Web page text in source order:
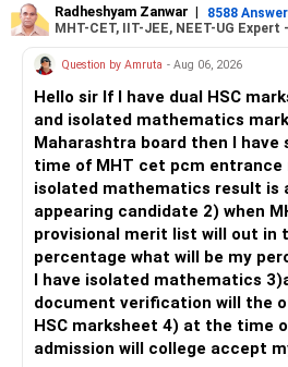
– Keep retirement as your first
» Child's Education
– Create a separate mutual fund
education.
– Avoid mixing it with retirement
– Review this goal every two to
» Emergency Fund
– Maintain at least 6 to 12
– Keep this money in safe and
investments.
– This prevents disturbing your
more suitable for this type of
– Returns cannot be guaranteed.
past does not ensure similar
– Momentum strategies can
when market trends reverse.
– This fund may witness sharper
diversified equity funds.
– Investing Rs.5,000 per month
approach and helps reduce timing
For most investors, I prefer
equity funds over momentum
Radheshyam Zanwar | 8588
MHT-CET, IIT-JEE, NEET-UG Expert -
Question by Amruta - Aug 06, 2026
Hello sir If I have dual HSC marksheet PCB marksheet
and isolated mathematics
Maharashtra board then I have some
time of MHT cet pcm
isolated mathematics result is
appearing candidate 2) when
provisional merit list will out in
percentage what will be my
I have isolated mathematics 3)at the time of
document verification will the
HSC marksheet 4) at the time of engineering
admission will college accept